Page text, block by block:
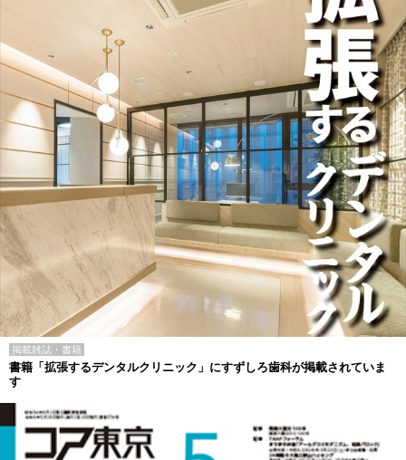
掲載雑誌・書籍
書籍「拡張するデンタルクリニック」にすずしろ歯科が掲載されていま
す